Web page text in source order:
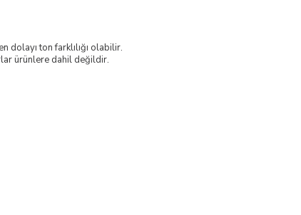
dolayı ton farklılığı olabilir.
ürünlere dahil değildir.